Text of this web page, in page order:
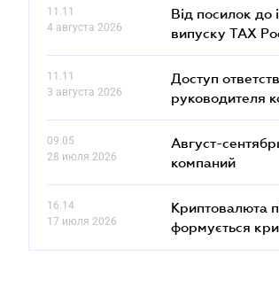
11.11
4 августа 2026
Від посилок
випуску TAX
11.11
3 августа 2026
Доступ
руководителя
09.05
28 июля 2026
Август-
компаний
16.14
17 июля 2026
Криптовалюта
формується